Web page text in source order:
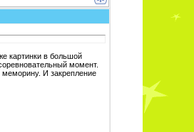
картинки в большой
момент.
меморину. И закрепление